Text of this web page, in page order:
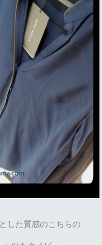
した質感のこちらの